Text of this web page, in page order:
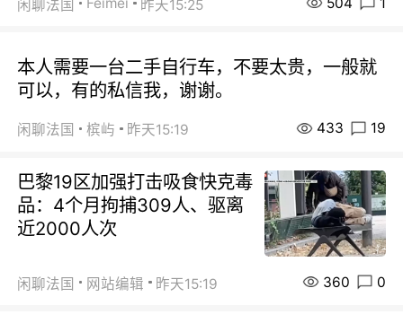
闲聊法国 昨天15:25
本人需要一台二手自行车，不要太贵，一般就
可以，有的私信我，谢谢。
闲聊法国 槟屿 昨天15:19 433 19
巴黎19区加强打击吸食快克毒
品：4个月拘捕309人、驱离
近2000人次
闲聊法国 网站编辑 昨天15:19 360 0